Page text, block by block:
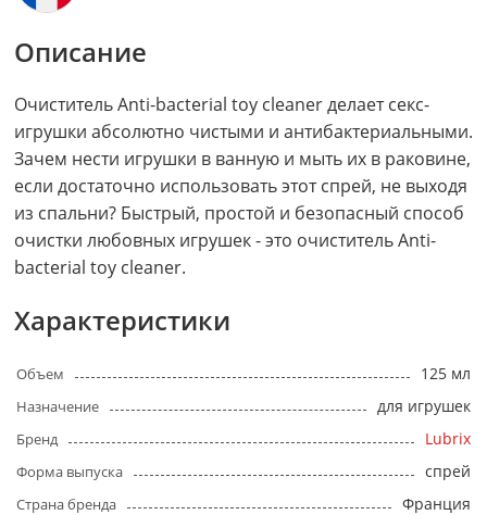
Описание
Очиститель Anti-bacterial toy cleaner делает секс-
игрушки абсолютно чистыми и антибактериальными.
Зачем нести игрушки в ванную и мыть их в раковине,
если достаточно использовать этот спрей, не выходя
из спальни? Быстрый, простой и безопасный способ
очистки любовных игрушек - это очиститель Anti-
bacterial toy cleaner.
Характеристики
Объем 125 мл
Назначение для игрушек
Бренд Lubrix
Форма выпуска спрей
Страна бренда Франция